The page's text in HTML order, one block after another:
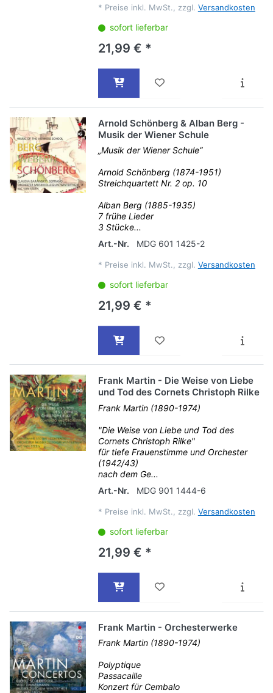
* Preise inkl. MwSt., zzgl. Versandkosten
sofort lieferbar
21,99 € *
Arnold Schönberg & Alban Berg -
Musik der Wiener Schule
„Musik der Wiener Schule“
Arnold Schönberg (1874-1951)
Streichquartett Nr. 2 op. 10
Alban Berg (1885-1935)
7 frühe Lieder
3 Stücke...
Art.-Nr.
MDG 601 1425-2
* Preise inkl. MwSt., zzgl. Versandkosten
sofort lieferbar
21,99 € *
Frank Martin - Die Weise von Liebe
und Tod des Cornets Christoph Rilke
Frank Martin (1890-1974)
"Die Weise von Liebe und Tod des
Cornets Christoph Rilke"
für tiefe Frauenstimme und Orchester
(1942/43)
nach dem Ge...
Art.-Nr.
MDG 901 1444-6
* Preise inkl. MwSt., zzgl. Versandkosten
sofort lieferbar
21,99 € *
Frank Martin - Orchesterwerke
Frank Martin (1890-1974)
Polyptique
Passacaille
Konzert für Cembalo